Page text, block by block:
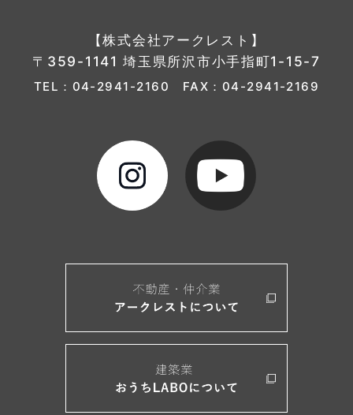
【株式会社アークレスト】
〒359-1141 埼玉県所沢市小手指町1-15-7
TEL： 04-2941-2160 FAX：04-2941-2169